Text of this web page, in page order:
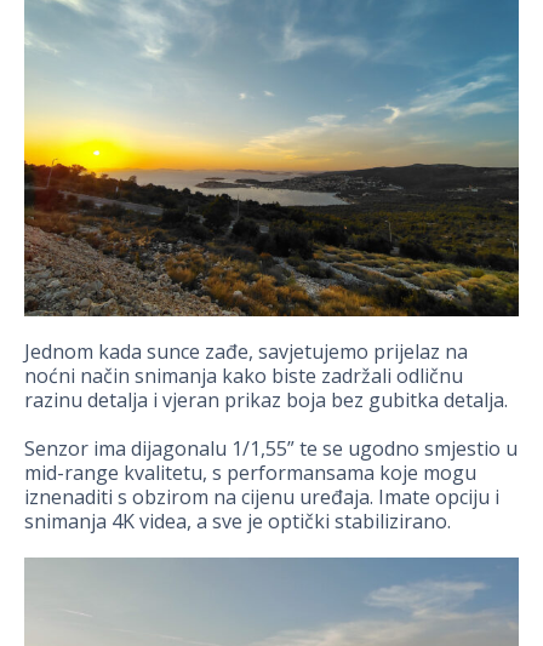
Jednom kada sunce zađe, savjetujemo prijelaz na
noćni način snimanja kako biste zadržali odličnu
razinu detalja i vjeran prikaz boja bez gubitka detalja.
Senzor ima dijagonalu 1/1,55” te se ugodno smjestio u
mid-range kvalitetu, s performansama koje mogu
iznenaditi s obzirom na cijenu uređaja. Imate opciju i
snimanja 4K videa, a sve je optički stabilizirano.